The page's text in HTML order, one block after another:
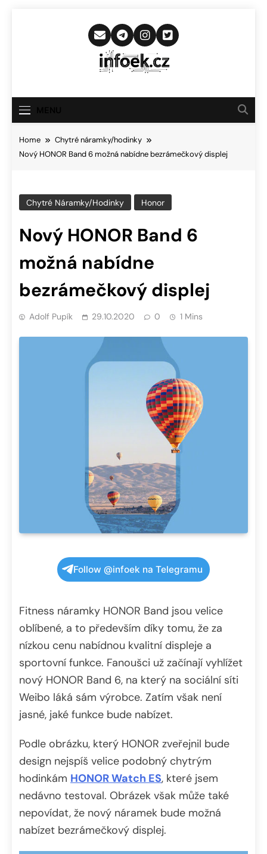
Infoek.cz
Novinkám
Home
Chytré náramky/hodinky
Nový HONOR Band 6 možná nabídne bezrámečkový displej
Chytré Náramky/hodinky Honor
Nový HONOR Band 6
možná nabídne
bezrámečkový displej
Adolf Pupík 29.10.2020 0 1 Mins
Follow @infoek na Telegramu
Fitness náramky HONOR Band jsou velice
oblíbené, a to především díky tomu, že za
nízkou cenu nabídnou kvalitní displeje a
sportovní funkce. Fanoušci už začínají vyhlížet
nový HONOR Band 6, na který na sociální síti
Weibo láká sám výrobce. Zatím však není
jasné, jaké funkce bude nabízet.
Podle obrázku, který HONOR zveřejnil bude
design nejspíš velice podobný chytrým
hodinkám HONOR Watch ES, které jsem
nedávno testoval. Obrázek však může také
nepovídat, že nový náramek bude možná
nabízet bezrámečkový displej.